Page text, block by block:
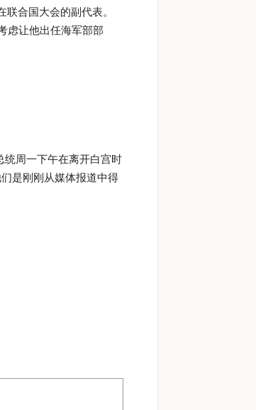
合国大会的副代表。
虑让他出任海军部部
统周一下午在离开白宫时
是刚刚从媒体报道中得